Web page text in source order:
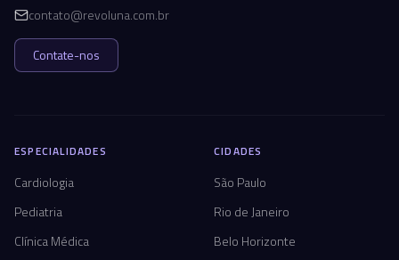
contato@revoluna.com.br
Contate-nos
ESPECIALIDADES
Cardiologia
Pediatria
Clínica Médica
CIDADES
São Paulo
Rio de Janeiro
Belo Horizonte